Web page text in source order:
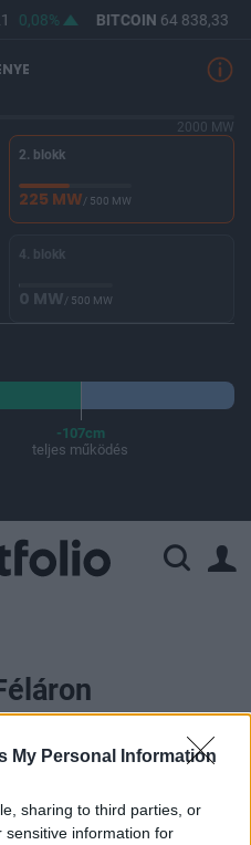
My Personal Information
sharing to third parties, or
sensitive information for
0,08% BITCOIN64 838,33
2000 MW
2. blokk
225 MW/ 500 MW
4. blokk
0 MW/ 500 MW
-107cm
teljes működés
ingatlanokat